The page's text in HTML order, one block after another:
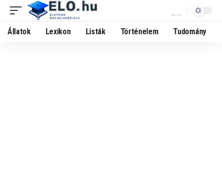
Állatok Lexikon Listák Történelem Tudomány